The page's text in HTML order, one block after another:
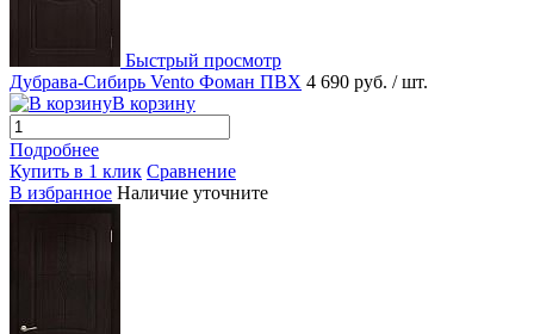
Быстрый просмотр
Дубрава-Сибирь Vento Фоман ПВХ 4 690 руб. / шт.
В корзину
Подробнее
Купить в 1 клик Сравнение
В избранное Наличие уточните